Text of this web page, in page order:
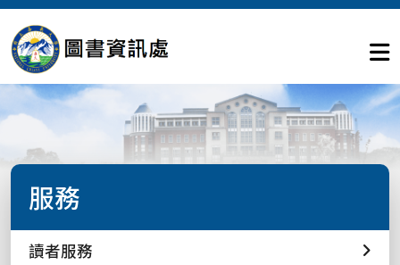
服務
讀者服務